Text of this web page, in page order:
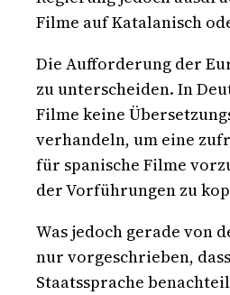
Filme auf Katalanisch
Die Aufforderung der
zu unterscheiden. In
Filme keine
verhandeln, um eine
für spanische Filme
der Vorführungen zu
Was jedoch gerade von
nur vorgeschrieben, dass
Staatssprache